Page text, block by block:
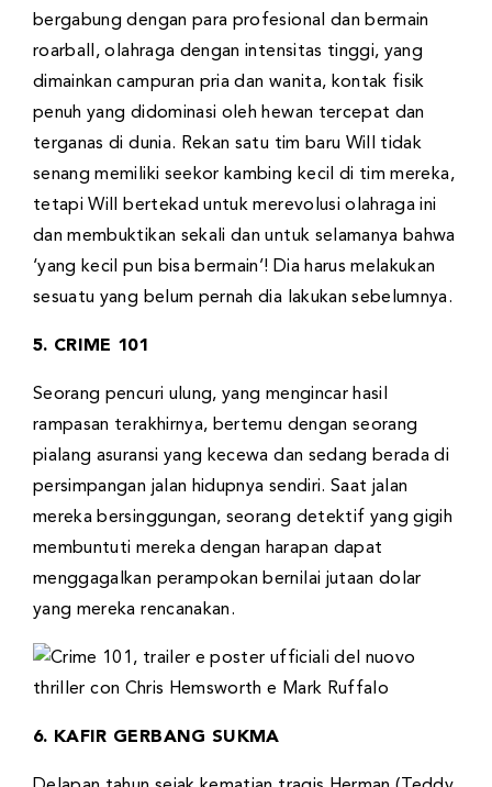
bergabung dengan para profesional dan bermain
roarball, olahraga dengan intensitas tinggi, yang
dimainkan campuran pria dan wanita, kontak fisik
penuh yang didominasi oleh hewan tercepat dan
terganas di dunia. Rekan satu tim baru Will tidak
senang memiliki seekor kambing kecil di tim mereka,
tetapi Will bertekad untuk merevolusi olahraga ini
dan membuktikan sekali dan untuk selamanya bahwa
‘yang kecil pun bisa bermain’! Dia harus melakukan
sesuatu yang belum pernah dia lakukan sebelumnya.
5. CRIME 101
Seorang pencuri ulung, yang mengincar hasil
rampasan terakhirnya, bertemu dengan seorang
pialang asuransi yang kecewa dan sedang berada di
persimpangan jalan hidupnya sendiri. Saat jalan
mereka bersinggungan, seorang detektif yang gigih
membuntuti mereka dengan harapan dapat
menggagalkan perampokan bernilai jutaan dolar
yang mereka rencanakan.
6. KAFIR GERBANG SUKMA